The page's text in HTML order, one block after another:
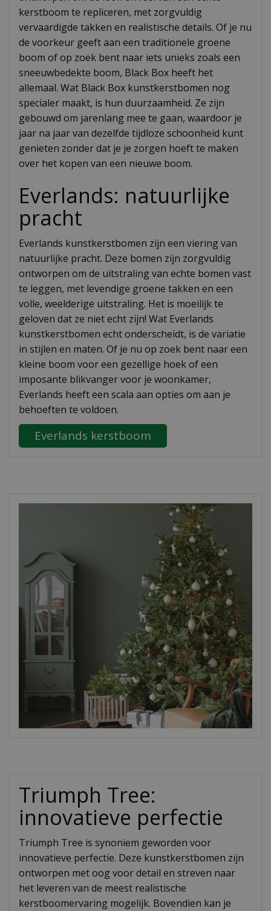
kerstboom te repliceren, met zorgvuldig
vervaardigde takken en realistische details. Of je nu
de voorkeur geeft aan een traditionele groene
boom of op zoek bent naar iets unieks zoals een
sneeuwbedekte boom, Black Box heeft het
allemaal. Wat Black Box kunstkerstbomen nog
specialer maakt, is hun duurzaamheid. Ze zijn
gebouwd om jarenlang mee te gaan, waardoor je
jaar na jaar van dezelfde tijdloze schoonheid kunt
genieten zonder dat je je zorgen hoeft te maken
over het kopen van een nieuwe boom.
Everlands: natuurlijke
pracht
Everlands kunstkerstbomen zijn een viering van
natuurlijke pracht. Deze bomen zijn zorgvuldig
ontworpen om de uitstraling van echte bomen vast
te leggen, met levendige groene takken en een
volle, weelderige uitstraling. Het is moeilijk te
geloven dat ze niet echt zijn! Wat Everlands
kunstkerstbomen echt onderscheidt, is de variatie
in stijlen en maten. Of je nu op zoek bent naar een
kleine boom voor een gezellige hoek of een
imposante blikvanger voor je woonkamer,
Everlands heeft een scala aan opties om aan je
behoeften te voldoen.
Everlands kerstboom
Triumph Tree:
innovatieve perfectie
Triumph Tree is synoniem geworden voor
innovatieve perfectie. Deze kunstkerstbomen zijn
ontworpen met oog voor detail en streven naar
het leveren van de meest realistische
kerstboomervaring mogelijk. Bovendien kan je